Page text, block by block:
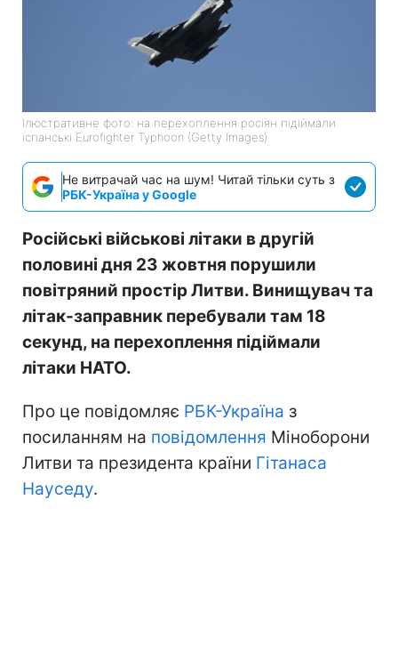
Ілюстративне фото: на перехоплення росіян підіймали
іспанські Eurofighter Typhoon (Getty Images)
Не витрачай час на шум! Читай тільки суть з
РБК-Україна у Google
Російські військові літаки в другій
половині дня 23 жовтня порушили
повітряний простір Литви. Винищувач та
літак-заправник перебували там 18
секунд, на перехоплення підіймали
літаки НАТО.
Про це повідомляє РБК-Україна з
посиланням на повідомлення Міноборони
Литви та президента країни Гітанаса
Науседу.